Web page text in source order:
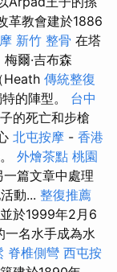
革教會建於1886
新竹 整骨 在塔
爾·吉布森
Heath 傳統整復
的陣型。 台中
的死亡和步槍
北屯按摩 - 香港
外燴茶點 桃園
篇文章中處理
動... 整復推薦
於1999年2月6
名水手成為水
脊椎側彎 西屯按